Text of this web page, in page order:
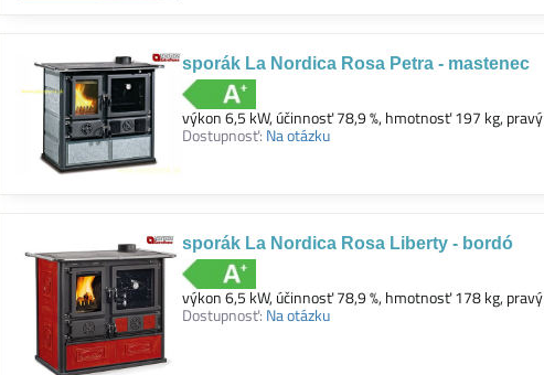
sporák La Nordica Rosa Petra - mastenec
výkon 6,5 kW, účinnosť 78,9 %, hmotnosť 197 kg, pravý
Dostupnosť: Na otázku
sporák La Nordica Rosa Liberty - bordó
výkon 6,5 kW, účinnosť 78,9 %, hmotnosť 178 kg, pravý
Dostupnosť: Na otázku